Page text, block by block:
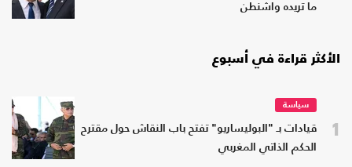
ما تريده واشنطن
الأكثر قراءة في أسبوع
1
سياسة
قيادات بـ "البوليساريو" تفتح باب النقاش حول مقترح
الحكم الذاتي المغربي